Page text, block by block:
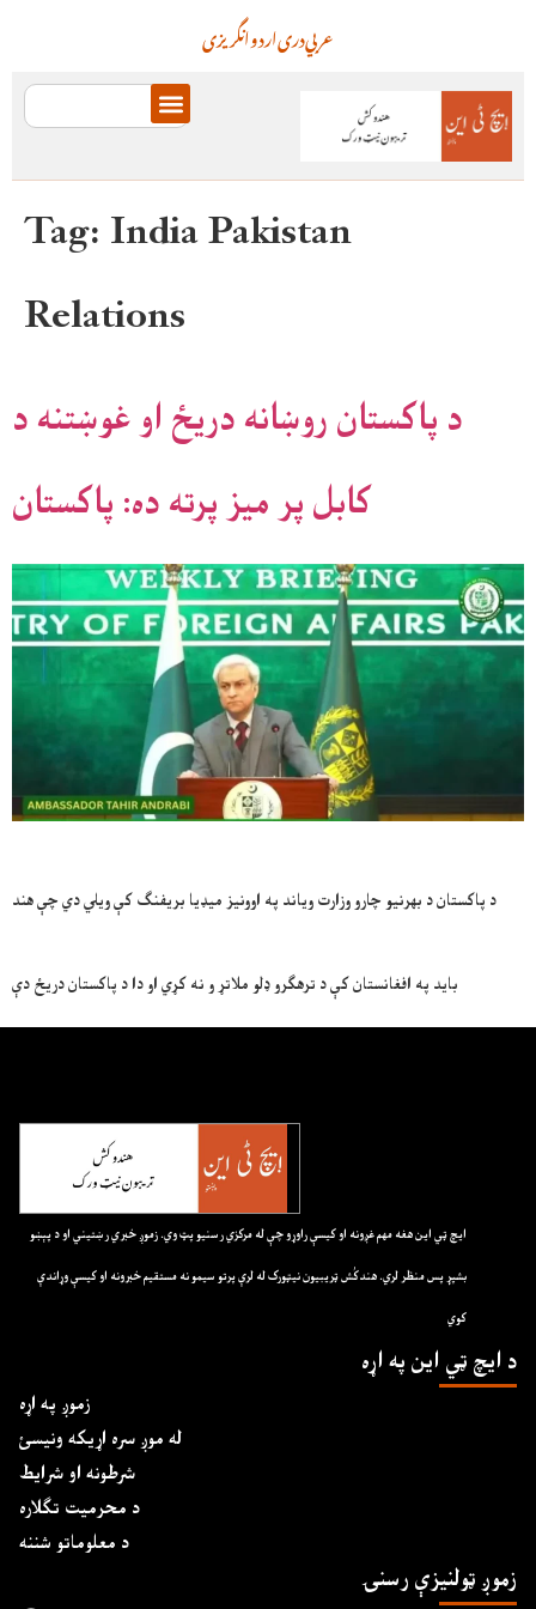
انگریزیاردودریعربي
Tag:India Pakistan
Relations
د پاکستان روښانه دریځ او غوښتنه د
کابل پر میز پرته ده: پاکستان
د پاکستان د بهرنیو چارو وزارت ویاند په اوونیز میډیا بریفنګ کې ویلي دي چې هند
باید په افغانستان کې د ترهګرو ډلو ملاتړ و نه کړي او دا د پاکستان دریځ دې
ايچ ټي اين هغه مهم غږونه او کيسې راوړو چې له مرکزي رسنيو پټ وي. زموږ خبري رښتيني او د پېښو
بشپړ پس منظر لري. هندکُش ټريبيون نيټورک له لرې پرتو سيمو نه مستقيم خبرونه او کيسې وړاندې
کوي
د ايچ ټي اين په اړه
زموږ په اړه
له موږ سره اړیکه ونیسئ
شرطونه او شرایط
د محرمیت تګلاره
د معلوماتو شننه
زموږ ټولنیزې رسنۍ